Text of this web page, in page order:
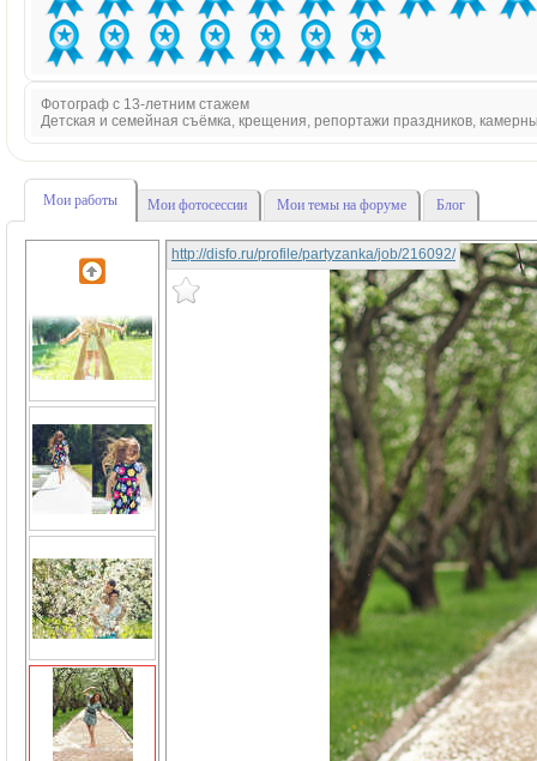
Фотограф с 13-летним стажем
Детская и семейная съёмка, крещения, репортажи праздников,
Мои работы Мои фотосессии Мои темы на форуме Блог
http://disfo.ru/profile/partyzanka/job/216092/